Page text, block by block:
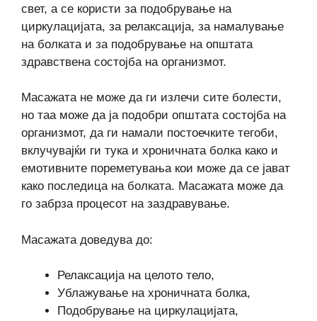
свет, а се користи за подобрување на
циркулацијата, за релаксација, за намалување
на болката и за подобрување на општата
здравствена состојба на организмот.
Масажата не може да ги излечи сите болести,
но таа може да ја подобри општата состојба на
организмот, да ги намали постоечките тегоби,
вклучувајќи ги тука и хроничната болка како и
емотивните пореметувања кои може да се јават
како последица на болката. Масажата може да
го забрза процесот на заздравување.
Масажата доведува до:
Релаксација на целото тело,
Ублажување на хроничната болка,
Подобрување на циркулацијата,